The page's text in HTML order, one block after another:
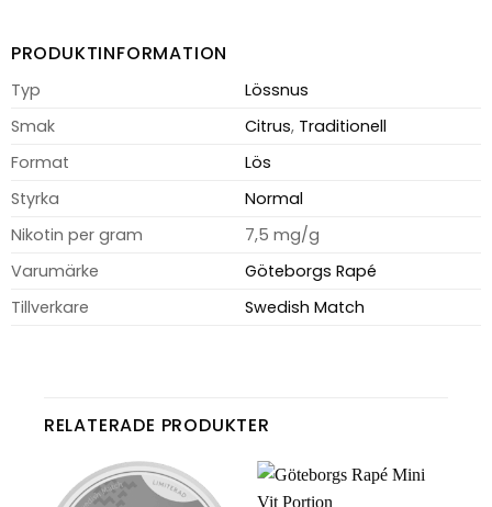
PRODUKTINFORMATION
Typ
Lössnus
Smak
Citrus, Traditionell
Format
Lös
Styrka
Normal
Nikotin per gram
7,5 mg/g
Varumärke
Göteborgs Rapé
Tillverkare
Swedish Match
RELATERADE PRODUKTER